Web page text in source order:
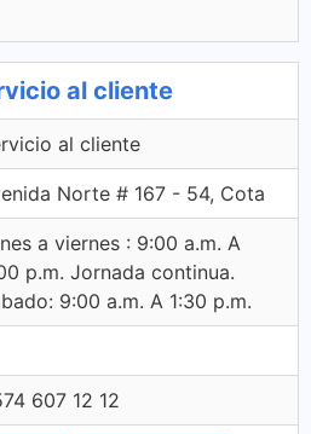
al cliente
al cliente
Norte # 167 - 54, Cota
a viernes : 9:00 a.m. A
p.m. Jornada continua.
9:00 a.m. A 1:30 p.m.
607 12 12